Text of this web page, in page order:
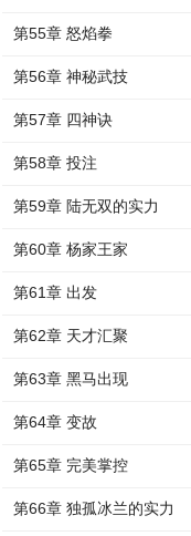
第55章 怒焰拳
第56章 神秘武技
第57章 四神诀
第58章 投注
第59章 陆无双的实力
第60章 杨家王家
第61章 出发
第62章 天才汇聚
第63章 黑马出现
第64章 变故
第65章 完美掌控
第66章 独孤冰兰的实力